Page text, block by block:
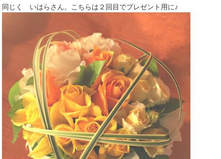
同じく いはらさん。こちらは２回目でプレゼント用に♪